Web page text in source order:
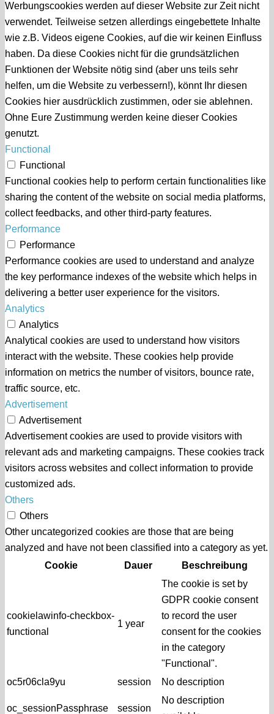
Werbungscookies werden auf dieser Website zur Zeit nicht
verwendet. Teilweise setzen allerdings eingebettete Inhalte
wie z.B. Videos eigene Cookies, auf die wir keinen Einfluss
haben. Da diese Cookies nicht für die grundsätzlichen
Funktionen der Website nötig sind (aber uns teils sehr
helfen, um die Website zu verbessern!), könnt Ihr diesen
Cookies hier ausdrücklich zustimmen, oder sie ablehnen.
Ohne Eure Zustimmung werden keine dieser Cookies
genutzt.
Functional
Functional
Functional cookies help to perform certain functionalities like
sharing the content of the website on social media platforms,
collect feedbacks, and other third-party features.
Performance
Performance
Performance cookies are used to understand and analyze
the key performance indexes of the website which helps in
delivering a better user experience for the visitors.
Analytics
Analytics
Analytical cookies are used to understand how visitors
interact with the website. These cookies help provide
information on metrics the number of visitors, bounce rate,
traffic source, etc.
Advertisement
Advertisement
Advertisement cookies are used to provide visitors with
relevant ads and marketing campaigns. These cookies track
visitors across websites and collect information to provide
customized ads.
Others
Others
Other uncategorized cookies are those that are being
analyzed and have not been classified into a category as yet.
Cookie
Dauer Beschreibung
cookielawinfo-checkbox-
functional
1 year
The cookie is set by
GDPR cookie consent
to record the user
consent for the cookies
in the category
"Functional".
oc5r06cla9yu
session No description
oc_sessionPassphrase session
No description